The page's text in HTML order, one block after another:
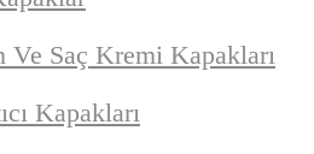
Ve Saç Kremi Kapakları
Kapakları